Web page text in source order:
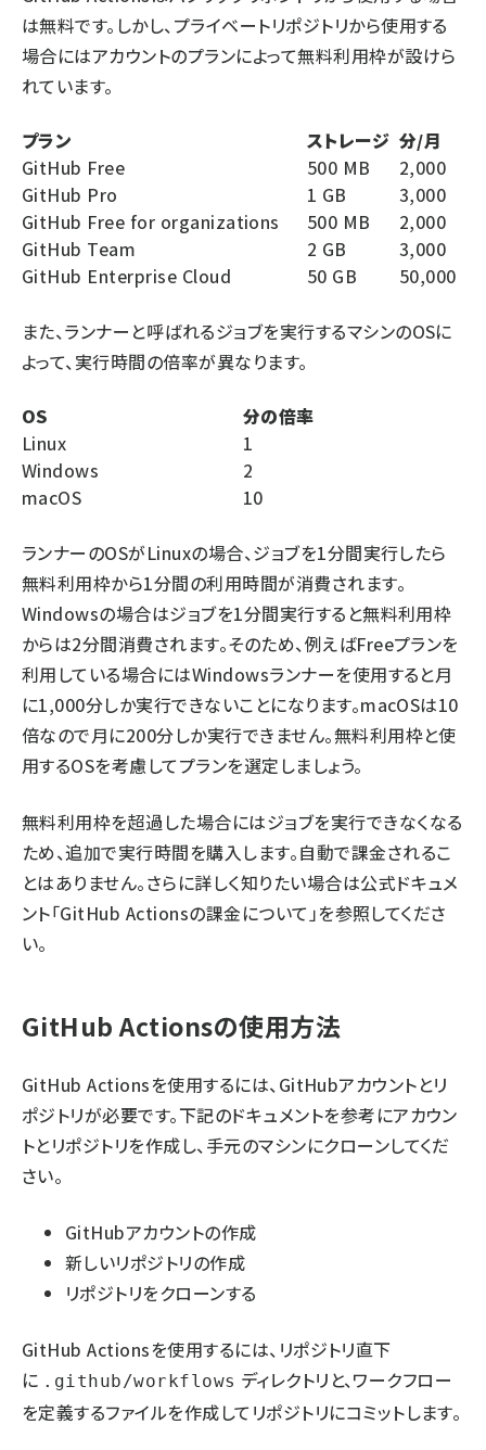
は無料です。しかし、プライベートリポジトリから使用する
場合にはアカウントのプランによって無料利用枠が設けら
れています。
プラン ストレージ 分/月
GitHub Free
500 MB
2,000
GitHub Pro
1 GB
3,000
GitHub Free for organizations
500 MB
2,000
GitHub Team
2 GB
3,000
GitHub Enterprise Cloud
50 GB 50,000
また、ランナーと呼ばれるジョブを実行するマシンのOSに
よって、実行時間の倍率が異なります。
OS
分の倍率
Linux
1
Windows
2
macOS
10
ランナーのOSがLinuxの場合、ジョブを1分間実行したら
無料利用枠から1分間の利用時間が消費されます。
Windowsの場合はジョブを1分間実行すると無料利用枠
からは2分間消費されます。そのため、例えばFreeプランを
利用している場合にはWindowsランナーを使用すると月
に1,000分しか実行できないことになります。macOSは10
倍なので月に200分しか実行できません。無料利用枠と使
用するOSを考慮してプランを選定しましょう。
無料利用枠を超過した場合にはジョブを実行できなくなる
ため、追加で実行時間を購入します。自動で課金されるこ
とはありません。さらに詳しく知りたい場合は公式ドキュメ
ント「GitHub Actionsの課金について」を参照してくださ
い。
GitHub Actionsの使用方法
GitHub Actionsを使用するには、GitHubアカウントとリ
ポジトリが必要です。下記のドキュメントを参考にアカウン
トとリポジトリを作成し、手元のマシンにクローンしてくだ
さい。
GitHubアカウントの作成
新しいリポジトリの作成
リポジトリをクローンする
GitHub Actionsを使用するには、リポジトリ直下
に .github/workflows ディレクトリと、ワークフロー
を定義するファイルを作成してリポジトリにコミットします。